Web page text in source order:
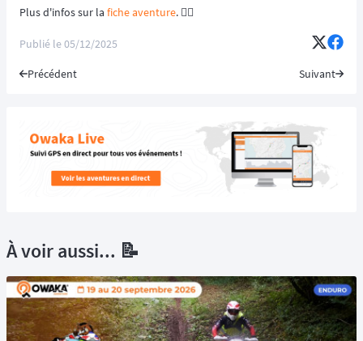
Plus d'infos sur la fiche aventure. 👈🏻
Publié le05/12/2025
Précédent Suivant
À voir aussi... 📝